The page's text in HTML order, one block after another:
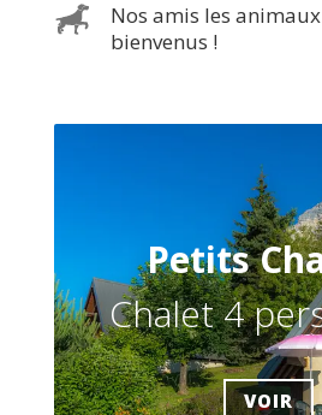
Nos amis les
bienvenus !
Petits
Chalet 4
VOIR